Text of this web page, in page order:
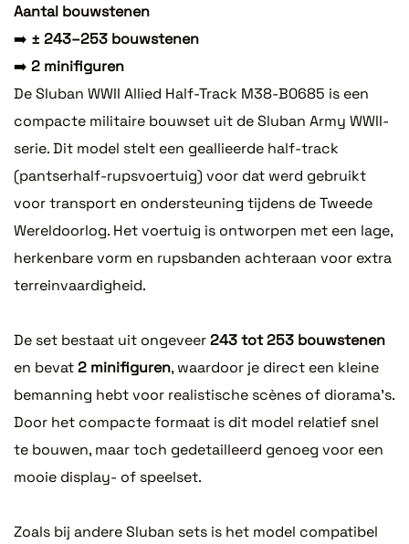
Aantal bouwstenen
➡️ ± 243–253 bouwstenen
➡️ 2 minifiguren
De Sluban WWII Allied Half-Track M38-B0685 is een
compacte militaire bouwset uit de Sluban Army WWII-
serie. Dit model stelt een geallieerde half-track
(pantserhalf-rupsvoertuig) voor dat werd gebruikt
voor transport en ondersteuning tijdens de Tweede
Wereldoorlog. Het voertuig is ontworpen met een lage,
herkenbare vorm en rupsbanden achteraan voor extra
terreinvaardigheid.
De set bestaat uit ongeveer243 tot 253 bouwstenen
en bevat2 minifiguren, waardoor je direct een kleine
bemanning hebt voor realistische scènes of diorama’s.
Door het compacte formaat is dit model relatief snel
te bouwen, maar toch gedetailleerd genoeg voor een
mooie display- of speelset.
Zoals bij andere Sluban sets is het model compatibel